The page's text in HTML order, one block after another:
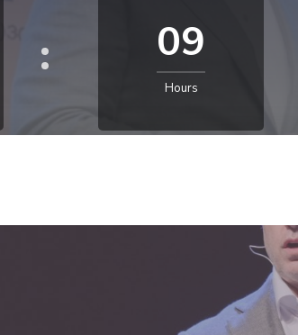
09
Hours